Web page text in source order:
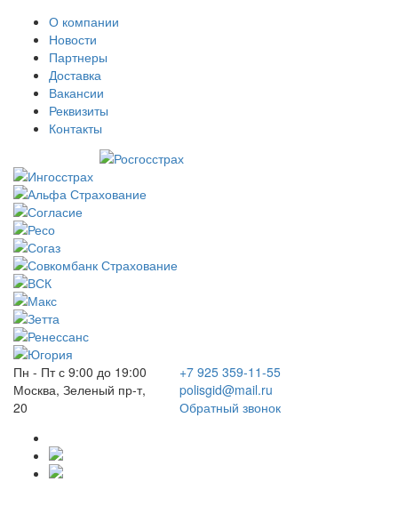
О компании
Новости
Партнеры
Доставка
Вакансии
Реквизиты
Контакты
Пн - Пт с 9:00 до 19:00
Москва, Зеленый пр-т,
20
+7 925 359-11-55
polisgid@mail.ru
Обратный звонок